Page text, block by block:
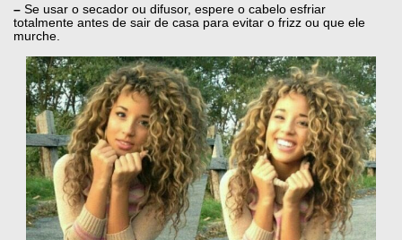
– Se usar o secador ou difusor, espere o cabelo esfriar
totalmente antes de sair de casa para evitar o frizz ou que ele
murche.